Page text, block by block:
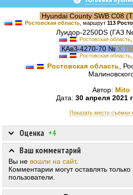
Hyundai County SWB C08
Ростовская область , маршрут 113
Луидор-2250DS (ГАЗ
Ростовская область,
КАвЗ-4270-70 № Х
Ростовская область,
Ростовская область,
Автор: Mito
Дата: 30 апреля 2021
Показать место съёмки
Оценка +4
Ваш комментарий
Вы не вошли на сайт.
Комментарии могут оставлять
пользователи.